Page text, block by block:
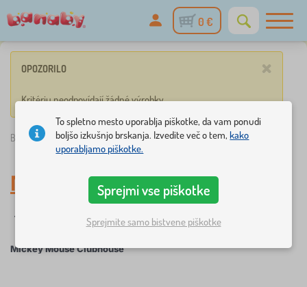
0 €
×
OPOZORILO
Kritériu neodpovídají žádné výrobky.
Banaby.si »Mickey Mouse Clubhouse
Mickey Mouse Clubhouse
filtracija Pravljični likovi
Mickey Mouse Clubhouse
To spletno mesto uporablja piškotke, da vam ponudi
boljšo izkušnjo brskanja. Izvedite več o tem,kako
uporabljamo piškotke.
Sprejmi vse piškotke
Sprejmite samo bistvene piškotke